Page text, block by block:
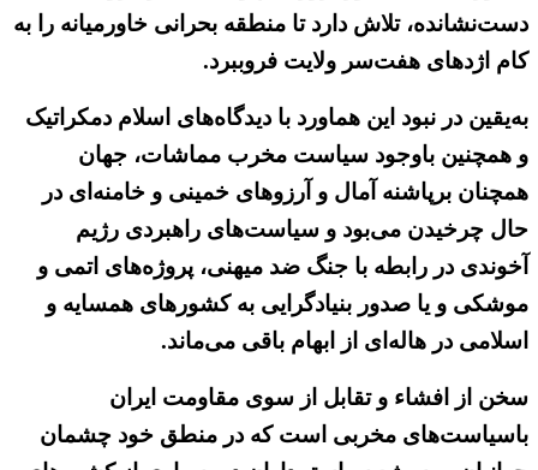
دست‌نشانده، تلاش دارد تا منطقه بحرانی خاورمیانه را به
کام اژدهای هفت‌سر ولایت فروببرد.
به‌یقین در نبود این هماورد با دیدگاه‌های اسلام دمکراتیک
و همچنین باوجود سیاست مخرب مماشات، جهان
همچنان برپاشنه آمال و آرزوهای خمینی و خامنه‌ای در
حال چرخیدن می‌بود و سیاست‌های راهبردی رژیم
آخوندی در رابطه با جنگ ضد میهنی، پروژه‌های اتمی و
موشکی و یا صدور بنیادگرایی به کشورهای همسایه و
اسلامی در هاله‌ای از ابهام باقی می‌ماند.
سخن از افشاء و تقابل از سوی مقاومت ایران
باسیاست‌های مخربی است که در منطق خود چشمان